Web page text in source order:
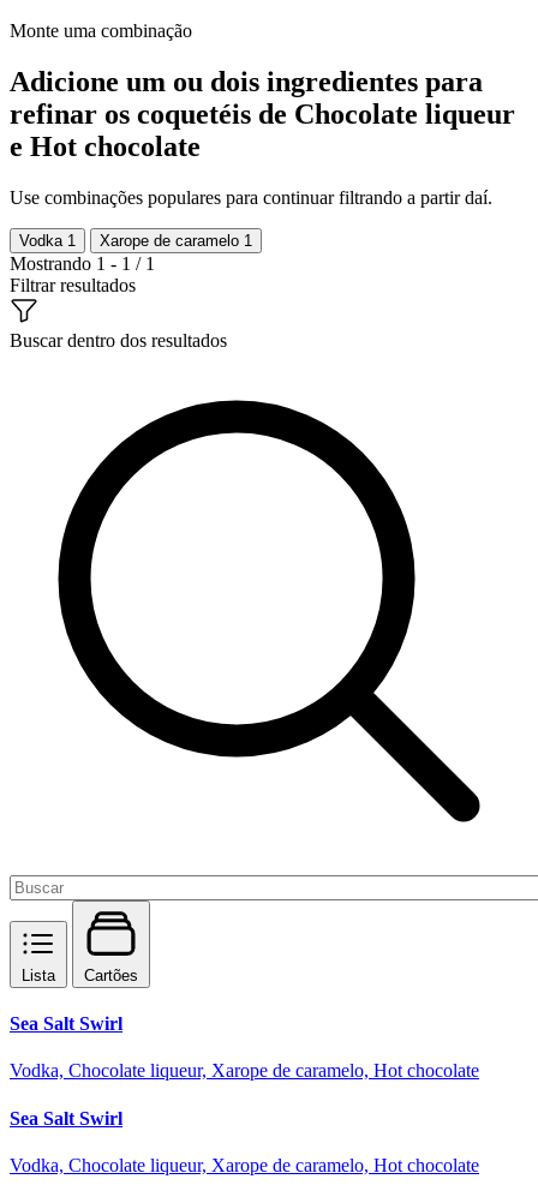
Monte uma combinação
Adicione um ou dois ingredientes para
refinar os coquetéis de Chocolate liqueur
e Hot chocolate
Use combinações populares para continuar filtrando a partir daí.
Vodka 1 Xarope de caramelo 1
Mostrando 1 - 1 / 1
Filtrar resultados
Buscar dentro dos resultados
Lista Cartões
Sea Salt Swirl
Vodka, Chocolate liqueur, Xarope de caramelo, Hot chocolate
Sea Salt Swirl
Vodka, Chocolate liqueur, Xarope de caramelo, Hot chocolate